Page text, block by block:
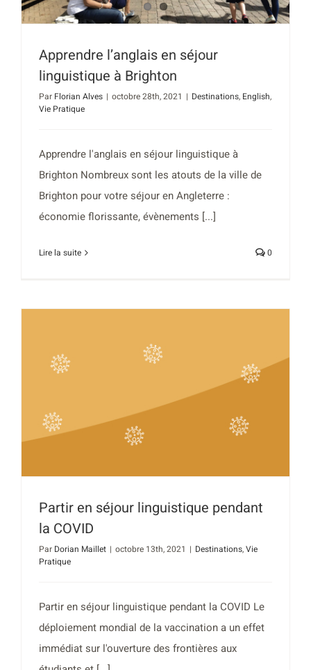
Apprendre l’anglais en séjour
linguistique à Brighton
Par Florian Alves | octobre 28th, 2021 | Destinations, English,
Vie Pratique
Apprendre l'anglais en séjour linguistique à
Brighton Nombreux sont les atouts de la ville de
Brighton pour votre séjour en Angleterre :
économie florissante, évènements [...]
Lire la suite 0
Partir en séjour linguistique pendant
la COVID
Par Dorian Maillet | octobre 13th, 2021 | Destinations,Vie
Pratique
Partir en séjour linguistique pendant la COVID Le
déploiement mondial de la vaccination a un effet
immédiat sur l'ouverture des frontières aux